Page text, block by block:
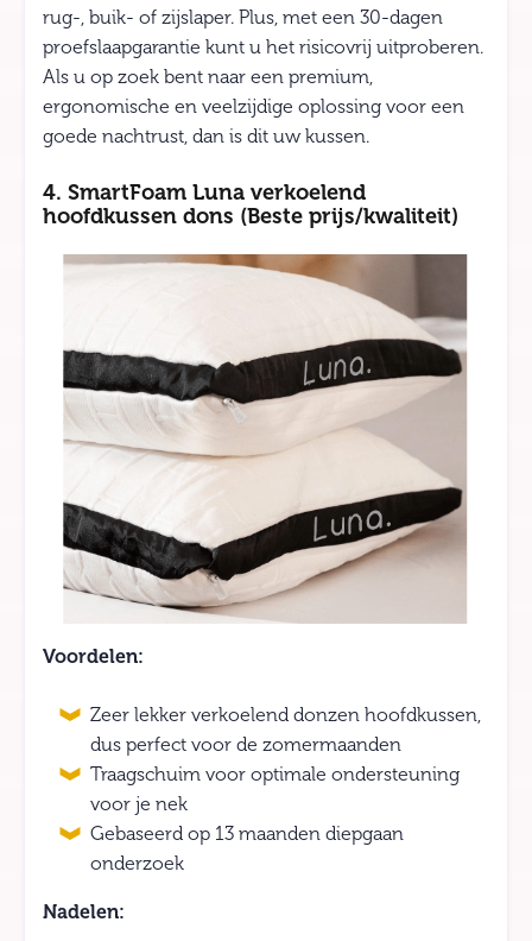
rug-, buik- of zijslaper. Plus, met een 30-dagen
proefslaapgarantie kunt u het risicovrij uitproberen.
Als u op zoek bent naar een premium,
ergonomische en veelzijdige oplossing voor een
goede nachtrust, dan is dit uw kussen.
4. SmartFoam Luna verkoelend
hoofdkussen dons (Beste prijs/kwaliteit)
Voordelen:
Zeer lekker verkoelend donzen hoofdkussen,
dus perfect voor de zomermaanden
Traagschuim voor optimale ondersteuning
voor je nek
Gebaseerd op 13 maanden diepgaan
onderzoek
Nadelen: